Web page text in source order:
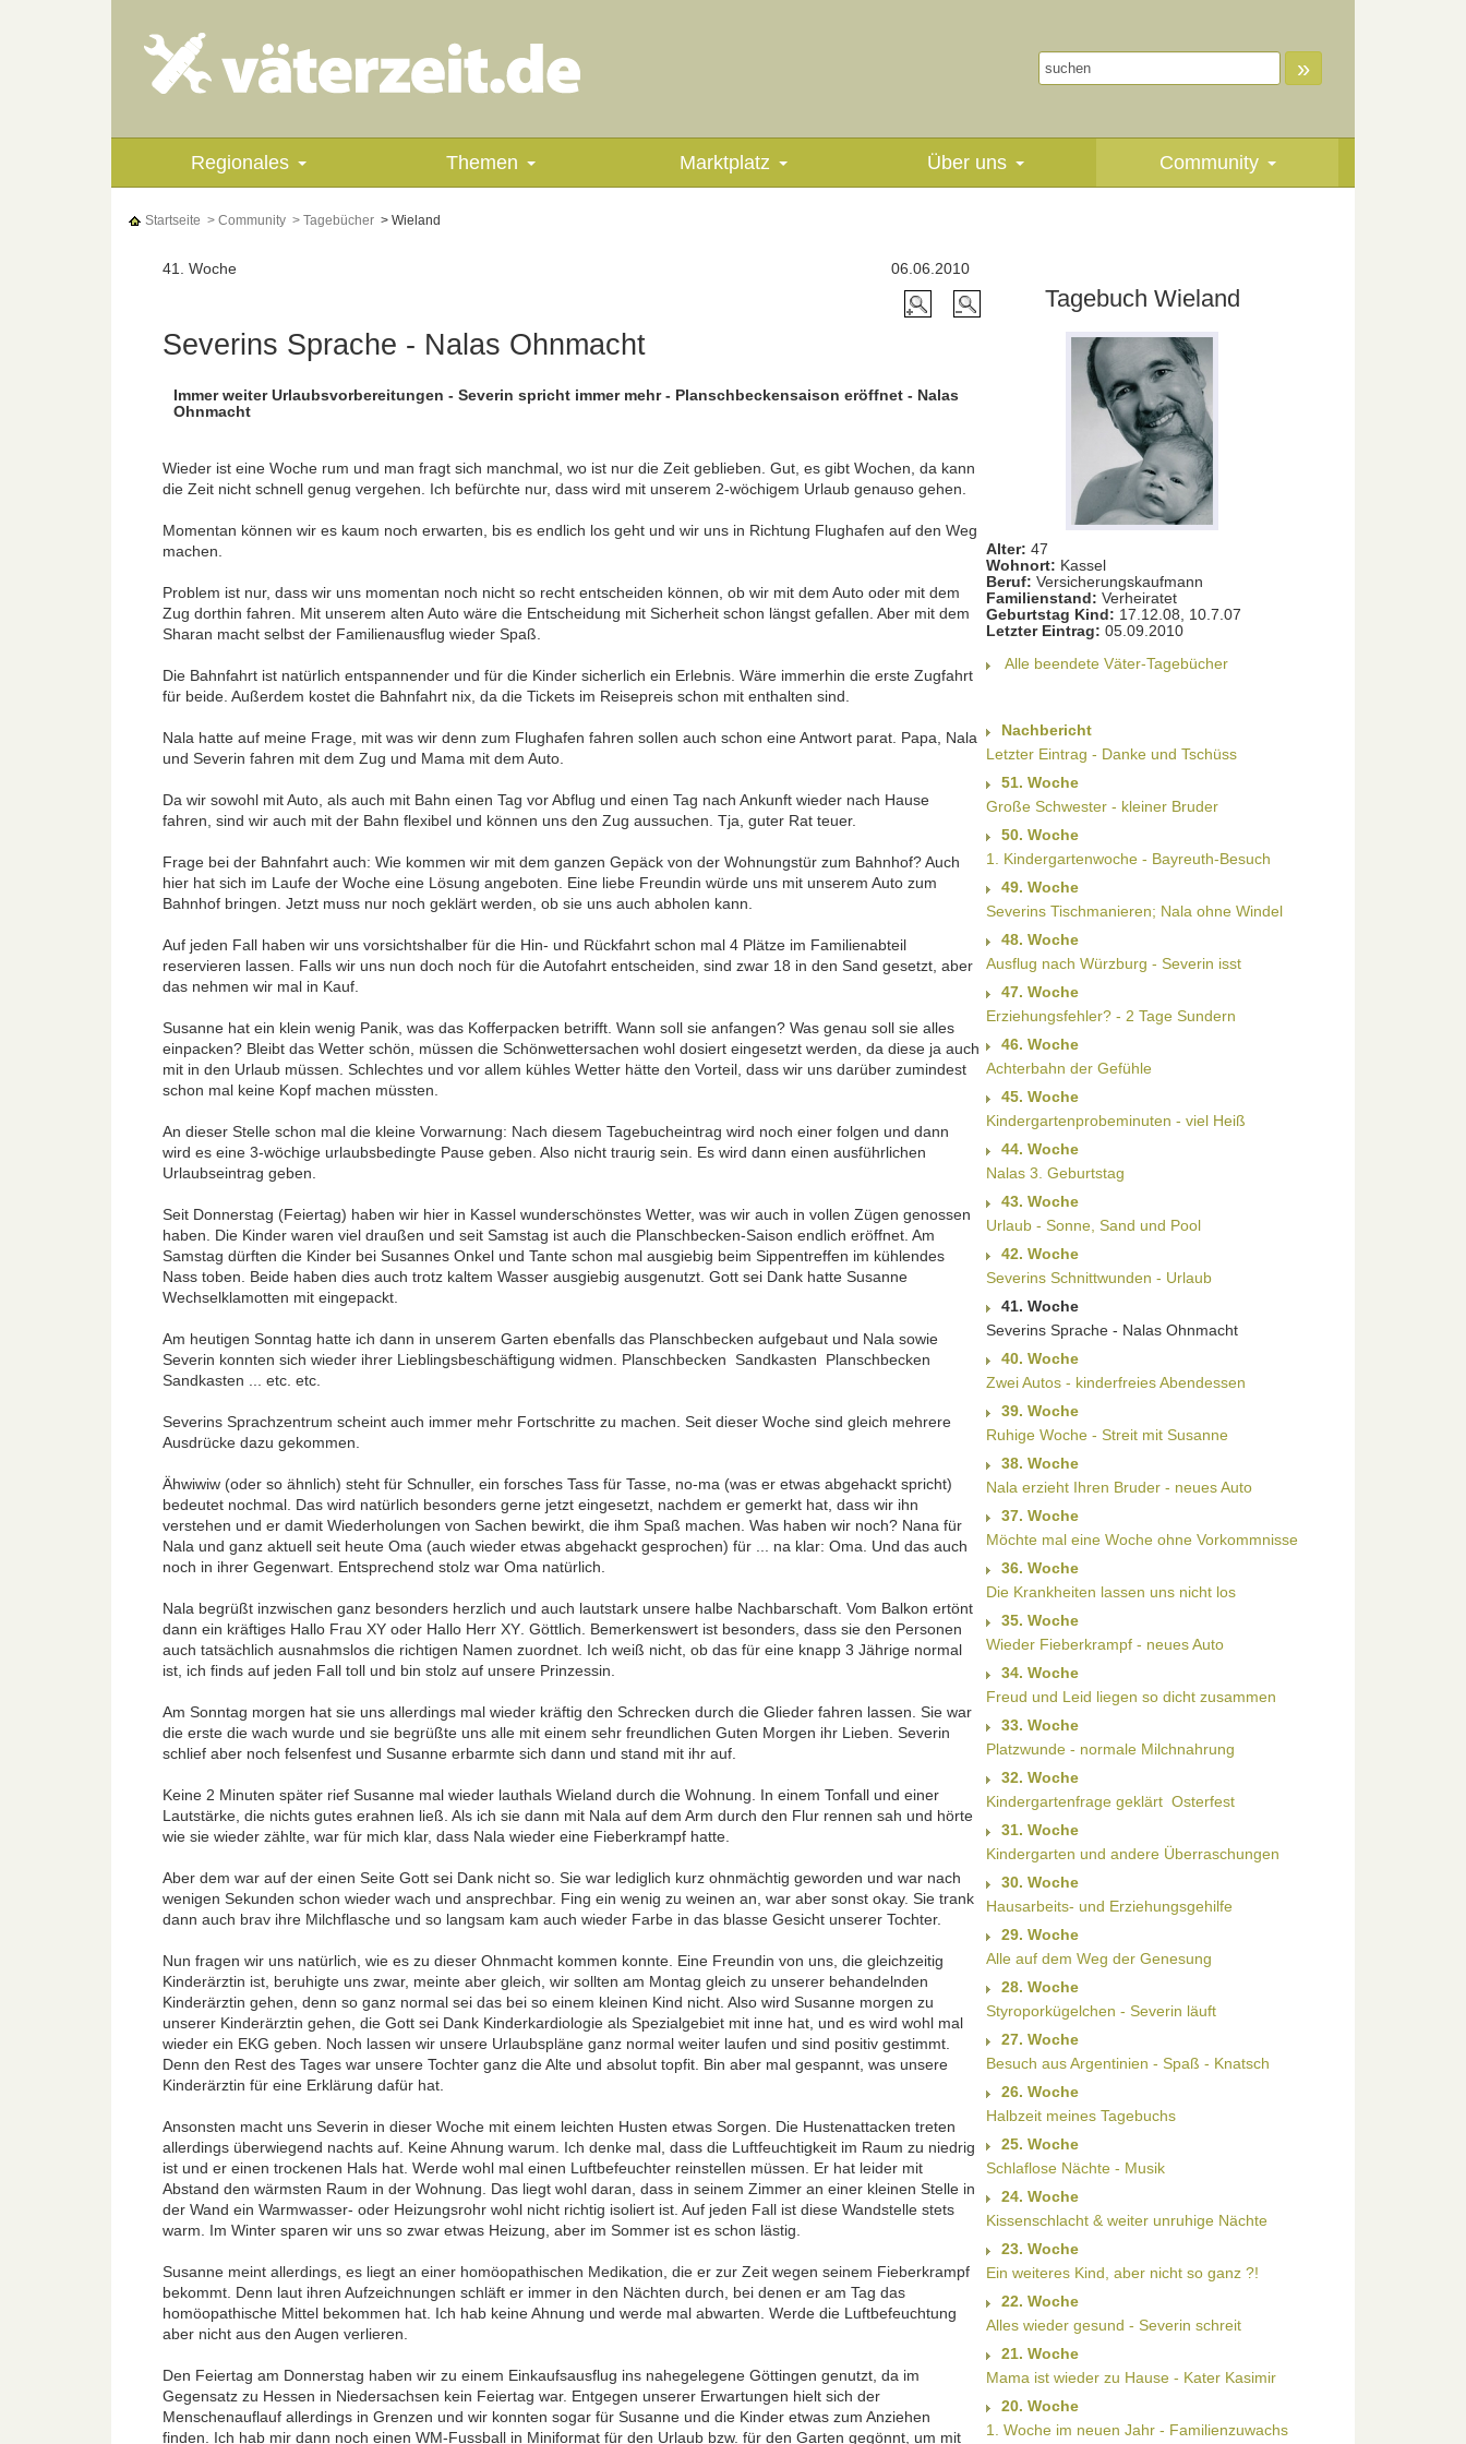
»
Regionales Themen Marktplatz Über uns Community
Startseite > Community > Tagebücher > Wieland
06.06.2010
41. Woche
Severins Sprache - Nalas Ohnmacht
Immer weiter Urlaubsvorbereitungen - Severin spricht immer mehr - Planschbeckensaison eröffnet - Nalas
Ohnmacht
Wieder ist eine Woche rum und man fragt sich manchmal, wo ist nur die Zeit geblieben. Gut, es gibt Wochen, da kann
die Zeit nicht schnell genug vergehen. Ich befürchte nur, dass wird mit unserem 2-wöchigem Urlaub genauso gehen.
Momentan können wir es kaum noch erwarten, bis es endlich los geht und wir uns in Richtung Flughafen auf den Weg
machen.
Problem ist nur, dass wir uns momentan noch nicht so recht entscheiden können, ob wir mit dem Auto oder mit dem
Zug dorthin fahren. Mit unserem alten Auto wäre die Entscheidung mit Sicherheit schon längst gefallen. Aber mit dem
Sharan macht selbst der Familienausflug wieder Spaß.
Die Bahnfahrt ist natürlich entspannender und für die Kinder sicherlich ein Erlebnis. Wäre immerhin die erste Zugfahrt
für beide. Außerdem kostet die Bahnfahrt nix, da die Tickets im Reisepreis schon mit enthalten sind.
Nala hatte auf meine Frage, mit was wir denn zum Flughafen fahren sollen auch schon eine Antwort parat. Papa, Nala
und Severin fahren mit dem Zug und Mama mit dem Auto.
Da wir sowohl mit Auto, als auch mit Bahn einen Tag vor Abflug und einen Tag nach Ankunft wieder nach Hause
fahren, sind wir auch mit der Bahn flexibel und können uns den Zug aussuchen. Tja, guter Rat teuer.
Frage bei der Bahnfahrt auch: Wie kommen wir mit dem ganzen Gepäck von der Wohnungstür zum Bahnhof? Auch
hier hat sich im Laufe der Woche eine Lösung angeboten. Eine liebe Freundin würde uns mit unserem Auto zum
Bahnhof bringen. Jetzt muss nur noch geklärt werden, ob sie uns auch abholen kann.
Auf jeden Fall haben wir uns vorsichtshalber für die Hin- und Rückfahrt schon mal 4 Plätze im Familienabteil
reservieren lassen. Falls wir uns nun doch noch für die Autofahrt entscheiden, sind zwar 18 in den Sand gesetzt, aber
das nehmen wir mal in Kauf.
Susanne hat ein klein wenig Panik, was das Kofferpacken betrifft. Wann soll sie anfangen? Was genau soll sie alles
einpacken? Bleibt das Wetter schön, müssen die Schönwettersachen wohl dosiert eingesetzt werden, da diese ja auch
mit in den Urlaub müssen. Schlechtes und vor allem kühles Wetter hätte den Vorteil, dass wir uns darüber zumindest
schon mal keine Kopf machen müssten.
An dieser Stelle schon mal die kleine Vorwarnung: Nach diesem Tagebucheintrag wird noch einer folgen und dann
wird es eine 3-wöchige urlaubsbedingte Pause geben. Also nicht traurig sein. Es wird dann einen ausführlichen
Urlaubseintrag geben.
Seit Donnerstag (Feiertag) haben wir hier in Kassel wunderschönstes Wetter, was wir auch in vollen Zügen genossen
haben. Die Kinder waren viel draußen und seit Samstag ist auch die Planschbecken-Saison endlich eröffnet. Am
Samstag dürften die Kinder bei Susannes Onkel und Tante schon mal ausgiebig beim Sippentreffen im kühlendes
Nass toben. Beide haben dies auch trotz kaltem Wasser ausgiebig ausgenutzt. Gott sei Dank hatte Susanne
Wechselklamotten mit eingepackt.
Am heutigen Sonntag hatte ich dann in unserem Garten ebenfalls das Planschbecken aufgebaut und Nala sowie
Severin konnten sich wieder ihrer Lieblingsbeschäftigung widmen. Planschbecken  Sandkasten  Planschbecken 
Sandkasten ... etc. etc.
Severins Sprachzentrum scheint auch immer mehr Fortschritte zu machen. Seit dieser Woche sind gleich mehrere
Ausdrücke dazu gekommen.
Ähwiwiw (oder so ähnlich) steht für Schnuller, ein forsches Tass für Tasse, no-ma (was er etwas abgehackt spricht)
bedeutet nochmal. Das wird natürlich besonders gerne jetzt eingesetzt, nachdem er gemerkt hat, dass wir ihn
verstehen und er damit Wiederholungen von Sachen bewirkt, die ihm Spaß machen. Was haben wir noch? Nana für
Nala und ganz aktuell seit heute Oma (auch wieder etwas abgehackt gesprochen) für ... na klar: Oma. Und das auch
noch in ihrer Gegenwart. Entsprechend stolz war Oma natürlich.
Nala begrüßt inzwischen ganz besonders herzlich und auch lautstark unsere halbe Nachbarschaft. Vom Balkon ertönt
dann ein kräftiges Hallo Frau XY oder Hallo Herr XY. Göttlich. Bemerkenswert ist besonders, dass sie den Personen
auch tatsächlich ausnahmslos die richtigen Namen zuordnet. Ich weiß nicht, ob das für eine knapp 3 Jährige normal
ist, ich finds auf jeden Fall toll und bin stolz auf unsere Prinzessin.
Am Sonntag morgen hat sie uns allerdings mal wieder kräftig den Schrecken durch die Glieder fahren lassen. Sie war
die erste die wach wurde und sie begrüßte uns alle mit einem sehr freundlichen Guten Morgen ihr Lieben. Severin
schlief aber noch felsenfest und Susanne erbarmte sich dann und stand mit ihr auf.
Keine 2 Minuten später rief Susanne mal wieder lauthals Wieland durch die Wohnung. In einem Tonfall und einer
Lautstärke, die nichts gutes erahnen ließ. Als ich sie dann mit Nala auf dem Arm durch den Flur rennen sah und hörte
wie sie wieder zählte, war für mich klar, dass Nala wieder eine Fieberkrampf hatte.
Aber dem war auf der einen Seite Gott sei Dank nicht so. Sie war lediglich kurz ohnmächtig geworden und war nach
wenigen Sekunden schon wieder wach und ansprechbar. Fing ein wenig zu weinen an, war aber sonst okay. Sie trank
dann auch brav ihre Milchflasche und so langsam kam auch wieder Farbe in das blasse Gesicht unserer Tochter.
Nun fragen wir uns natürlich, wie es zu dieser Ohnmacht kommen konnte. Eine Freundin von uns, die gleichzeitig
Kinderärztin ist, beruhigte uns zwar, meinte aber gleich, wir sollten am Montag gleich zu unserer behandelnden
Kinderärztin gehen, denn so ganz normal sei das bei so einem kleinen Kind nicht. Also wird Susanne morgen zu
unserer Kinderärztin gehen, die Gott sei Dank Kinderkardiologie als Spezialgebiet mit inne hat, und es wird wohl mal
wieder ein EKG geben. Noch lassen wir unsere Urlaubspläne ganz normal weiter laufen und sind positiv gestimmt.
Denn den Rest des Tages war unsere Tochter ganz die Alte und absolut topfit. Bin aber mal gespannt, was unsere
Kinderärztin für eine Erklärung dafür hat.
Ansonsten macht uns Severin in dieser Woche mit einem leichten Husten etwas Sorgen. Die Hustenattacken treten
allerdings überwiegend nachts auf. Keine Ahnung warum. Ich denke mal, dass die Luftfeuchtigkeit im Raum zu niedrig
ist und er einen trockenen Hals hat. Werde wohl mal einen Luftbefeuchter reinstellen müssen. Er hat leider mit
Abstand den wärmsten Raum in der Wohnung. Das liegt wohl daran, dass in seinem Zimmer an einer kleinen Stelle in
der Wand ein Warmwasser- oder Heizungsrohr wohl nicht richtig isoliert ist. Auf jeden Fall ist diese Wandstelle stets
warm. Im Winter sparen wir uns so zwar etwas Heizung, aber im Sommer ist es schon lästig.
Susanne meint allerdings, es liegt an einer homöopathischen Medikation, die er zur Zeit wegen seinem Fieberkrampf
bekommt. Denn laut ihren Aufzeichnungen schläft er immer in den Nächten durch, bei denen er am Tag das
homöopathische Mittel bekommen hat. Ich hab keine Ahnung und werde mal abwarten. Werde die Luftbefeuchtung
aber nicht aus den Augen verlieren.
Den Feiertag am Donnerstag haben wir zu einem Einkaufsausflug ins nahegelegene Göttingen genutzt, da im
Gegensatz zu Hessen in Niedersachsen kein Feiertag war. Entgegen unserer Erwartungen hielt sich der
Menschenauflauf allerdings in Grenzen und wir konnten sogar für Susanne und die Kinder etwas zum Anziehen
finden. Ich hab mir dann noch einen WM-Fussball in Miniformat für den Urlaub bzw. für den Garten gegönnt, um mit
Tagebuch Wieland
Alter: 47
Wohnort: Kassel
Beruf: Versicherungskaufmann
Familienstand: Verheiratet
Geburtstag Kind: 17.12.08, 10.7.07
Letzter Eintrag: 05.09.2010
Alle beendete Väter-Tagebücher
Nachbericht
Letzter Eintrag - Danke und Tschüss
51. Woche
Große Schwester - kleiner Bruder
50. Woche
1. Kindergartenwoche - Bayreuth-Besuch
49. Woche
Severins Tischmanieren; Nala ohne Windel
48. Woche
Ausflug nach Würzburg - Severin isst
47. Woche
Erziehungsfehler? - 2 Tage Sundern
46. Woche
Achterbahn der Gefühle
45. Woche
Kindergartenprobeminuten - viel Heiß
44. Woche
Nalas 3. Geburtstag
43. Woche
Urlaub - Sonne, Sand und Pool
42. Woche
Severins Schnittwunden - Urlaub
41. Woche
Severins Sprache - Nalas Ohnmacht
40. Woche
Zwei Autos - kinderfreies Abendessen
39. Woche
Ruhige Woche - Streit mit Susanne
38. Woche
Nala erzieht Ihren Bruder - neues Auto
37. Woche
Möchte mal eine Woche ohne Vorkommnisse
36. Woche
Die Krankheiten lassen uns nicht los
35. Woche
Wieder Fieberkrampf - neues Auto
34. Woche
Freud und Leid liegen so dicht zusammen
33. Woche
Platzwunde - normale Milchnahrung
32. Woche
Kindergartenfrage geklärt  Osterfest
31. Woche
Kindergarten und andere Überraschungen
30. Woche
Hausarbeits- und Erziehungsgehilfe
29. Woche
Alle auf dem Weg der Genesung
28. Woche
Styroporkügelchen - Severin läuft
27. Woche
Besuch aus Argentinien - Spaß - Knatsch
26. Woche
Halbzeit meines Tagebuchs
25. Woche
Schlaflose Nächte - Musik
24. Woche
Kissenschlacht & weiter unruhige Nächte
23. Woche
Ein weiteres Kind, aber nicht so ganz ?!
22. Woche
Alles wieder gesund - Severin schreit
21. Woche
Mama ist wieder zu Hause - Kater Kasimir
20. Woche
1. Woche im neuen Jahr - Familienzuwachs